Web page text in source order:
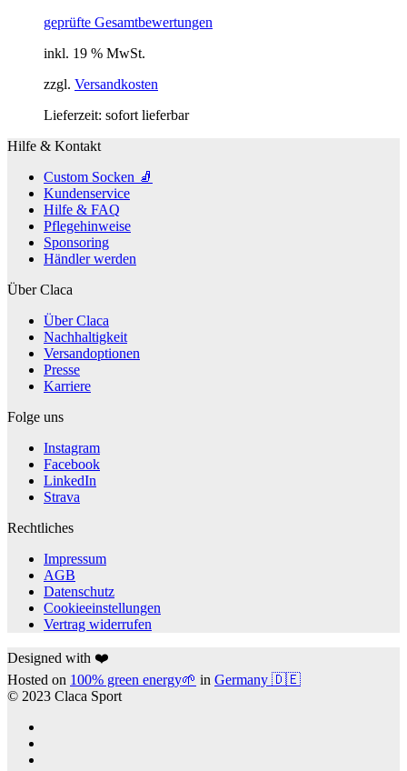
geprüfte Gesamtbewertungen
inkl. 19 % MwSt.
zzgl. Versandkosten
Lieferzeit: sofort lieferbar
Hilfe & Kontakt
Custom Socken 🧦
Kundenservice
Hilfe & FAQ
Pflegehinweise
Sponsoring
Händler werden
Über Claca
Über Claca
Nachhaltigkeit
Versandoptionen
Presse
Karriere
Folge uns
Instagram
Facebook
LinkedIn
Strava
Rechtliches
Impressum
AGB
Datenschutz
Cookieeinstellungen
Vertrag widerrufen
Designed with ❤️
Hosted on 100% green energy🌱 in Germany 🇩🇪
© 2023 Claca Sport